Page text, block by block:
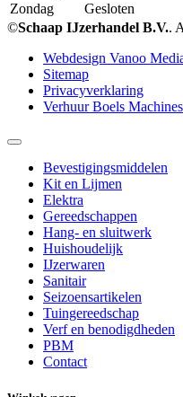
Zondag
Gesloten
©Schaap IJzerhandel B.V..
Webdesign Vanoo
Sitemap
Privacyverklaring
Verhuur Boels Machines
Bevestigingsmiddelen
Kit en Lijmen
Elektra
Gereedschappen
Hang- en sluitwerk
Huishoudelijk
IJzerwaren
Sanitair
Seizoensartikelen
Tuingereedschap
Verf en benodigdheden
PBM
Contact